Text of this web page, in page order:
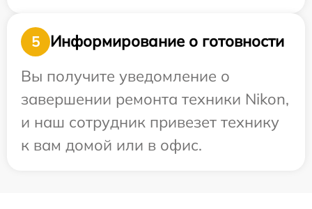
5
Информирование о готовности
Вы получите уведомление о
завершении ремонта техники Nikon,
и наш сотрудник привезет технику
к вам домой или в офис.